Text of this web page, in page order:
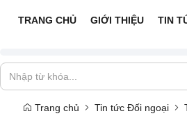
TRANG CHỦ GIỚI THIỆU TIN
Trang chủ Tin tức Đối ngoại